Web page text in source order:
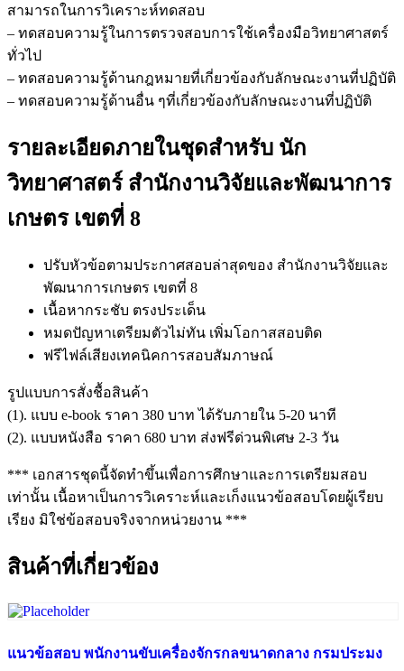
สามารถในการวิเคราะห์ทดสอบ
– ทดสอบความรู้ในการตรวจสอบการใช้เครื่องมือวิทยาศาสตร์
ทั่วไป
– ทดสอบความรู้ด้านกฎหมายที่เกี่ยวข้องกับลักษณะงานที่ปฏิบัติ
– ทดสอบความรู้ด้านอื่น ๆที่เกี่ยวข้องกับลักษณะงานที่ปฏิบัติ
รายละเอียดภายในชุดสำหรับ นัก
วิทยาศาสตร์ สำนักงานวิจัยและพัฒนาการ
เกษตร เขตที่ 8
ปรับหัวข้อตามประกาศสอบล่าสุดของ สำนักงานวิจัยและ
พัฒนาการเกษตร เขตที่ 8
เนื้อหากระชับ ตรงประเด็น
หมดปัญหาเตรียมตัวไม่ทัน เพิ่มโอกาสสอบติด
ฟรีไฟล์เสียงเทคนิคการสอบสัมภาษณ์
รูปแบบการสั่งชื้อสินค้า
(1). แบบ e-book ราคา 380 บาท ได้รับภายใน 5-20 นาที
(2). แบบหนังสือ ราคา 680 บาท ส่งฟรีด่วนพิเศษ 2-3 วัน
*** เอกสารชุดนี้จัดทำขึ้นเพื่อการศึกษาและการเตรียมสอบ
เท่านั้น เนื้อหาเป็นการวิเคราะห์และเก็งแนวข้อสอบโดยผู้เรียบ
เรียง มิใช่ข้อสอบจริงจากหน่วยงาน ***
สินค้าที่เกี่ยวข้อง
แนวข้อสอบ พนักงานขับเครื่องจักรกลขนาดกลาง กรมประมง